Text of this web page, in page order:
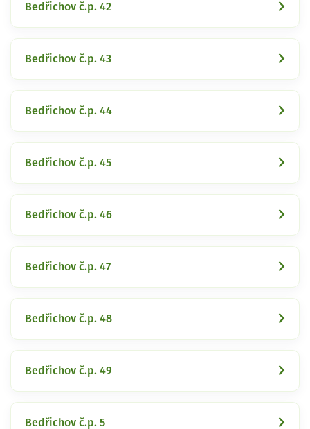
Bedřichov č.p. 42
Bedřichov č.p. 43
Bedřichov č.p. 44
Bedřichov č.p. 45
Bedřichov č.p. 46
Bedřichov č.p. 47
Bedřichov č.p. 48
Bedřichov č.p. 49
Bedřichov č.p. 5